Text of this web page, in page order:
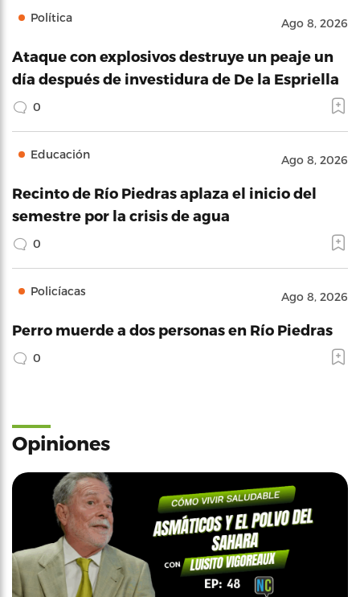
Política Ago 8, 2026
Ataque con explosivos destruye un peaje un
día después de investidura de De la Espriella
0
Educación Ago 8, 2026
Recinto de Río Piedras aplaza el inicio del
semestre por la crisis de agua
0
Policíacas Ago 8, 2026
Perro muerde a dos personas en Río Piedras
0
Opiniones